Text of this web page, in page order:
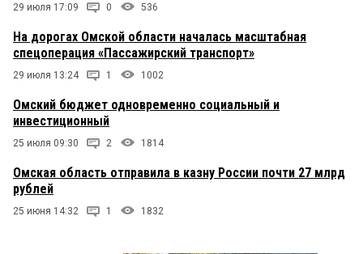
29 июля 17:09 0 536
На дорогах Омской области началась масштабная
спецоперация «Пассажирский транспорт»
29 июля 13:24 1 1002
Омский бюджет одновременно социальный и
инвестиционный
25 июля 09:30 2 1814
Омская область отправила в казну России почти 27 млрд
рублей
25 июня 14:32 1 1832